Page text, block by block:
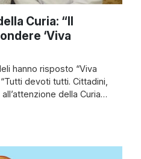
Curia: “Il
‘Viva
hanno risposto “Viva
devoti tutti. Cittadini,
della Curia
di manifestare il
[…]